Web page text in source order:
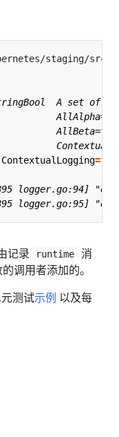
ContextualLogging=
记录 runtime
消
调用者添加的。
测试示例 以及每